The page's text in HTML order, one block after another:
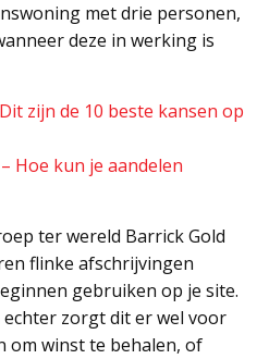
met drie personen,
deze in werking is
zijn de 10 beste kansen op
Hoe kun je aandelen
ter wereld Barrick Gold
flinke afschrijvingen
gebruiken op je site.
zorgt dit er wel voor
om winst te behalen, of